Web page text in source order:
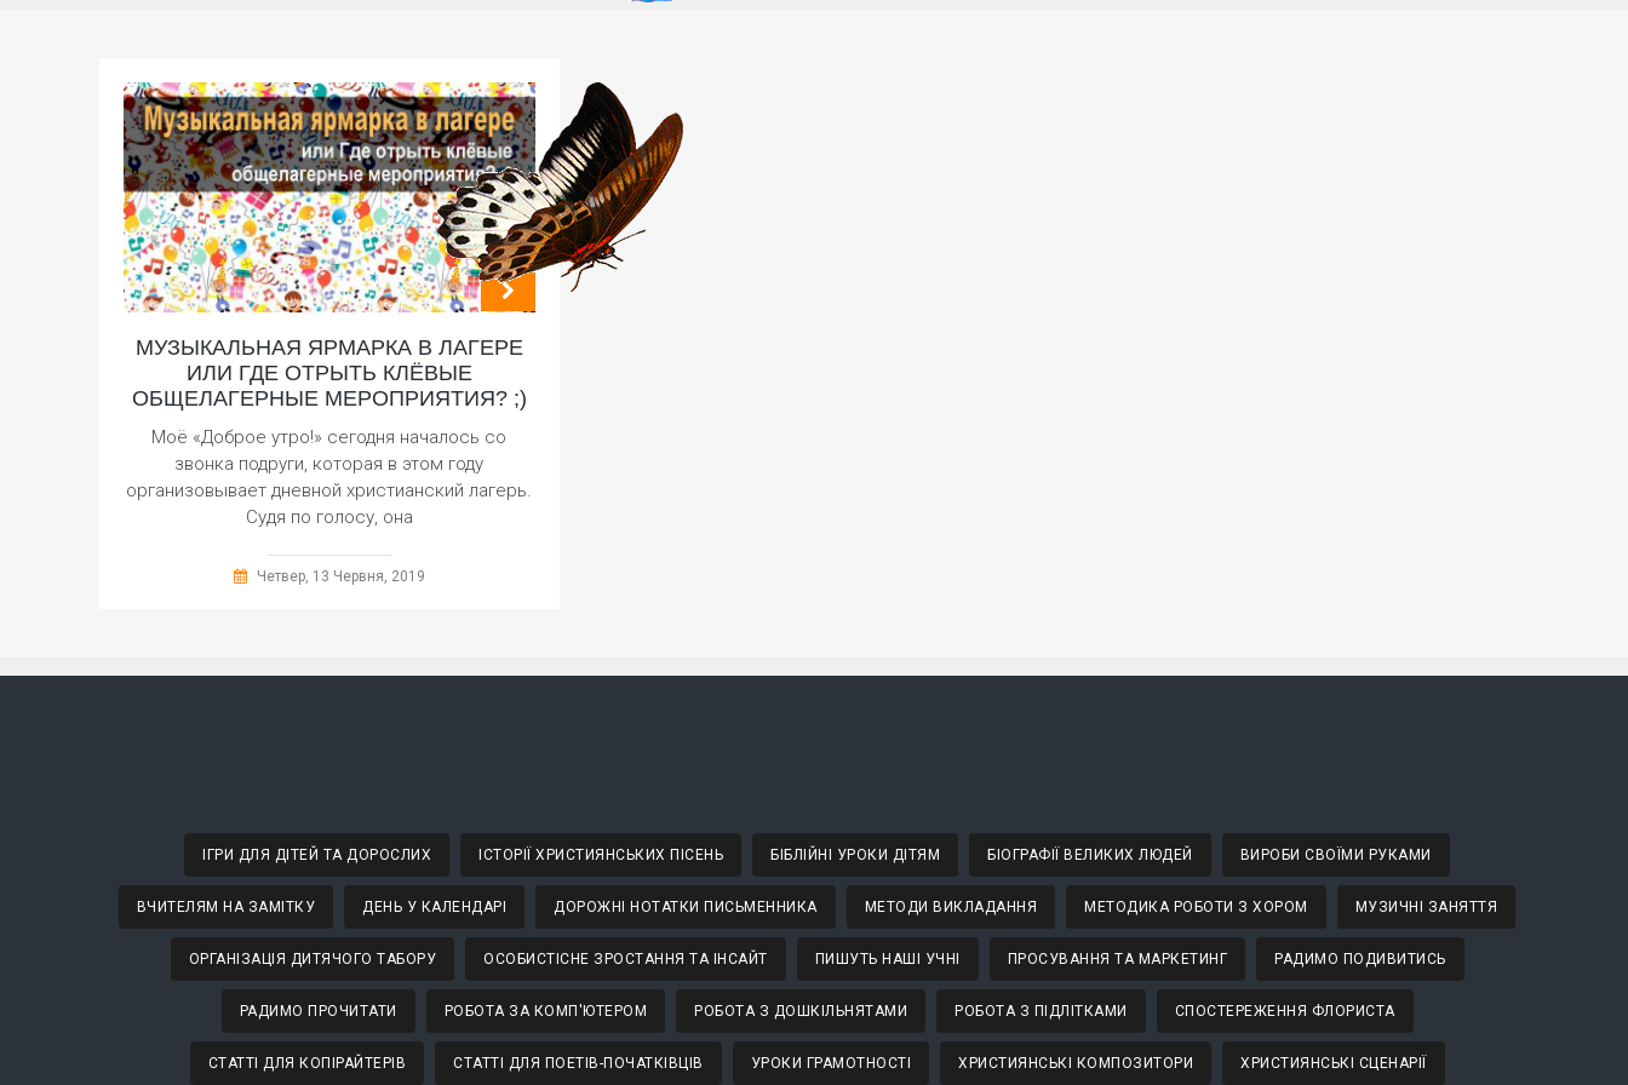
МУЗЫКАЛЬНАЯ ЯРМАРКА В ЛАГЕРЕ
ИЛИ ГДЕ ОТРЫТЬ КЛЁВЫЕ
ОБЩЕЛАГЕРНЫЕ МЕРОПРИЯТИЯ? ;)
Моё «Доброе утро!» сегодня началось со
звонка подруги, которая в этом году
организовывает дневной христианский лагерь.
Судя по голосу, она
Четвер, 13 Червня, 2019
ІГРИ ДЛЯ ДІТЕЙ ТА ДОРОСЛИХ ІСТОРІЇ ХРИСТИЯНСЬКИХ ПІСЕНЬ БІБЛІЙНІ УРОКИ ДІТЯМ БІОГРАФІЇ ВЕЛИКИХ ЛЮДЕЙ ВИРОБИ СВОЇМИ РУКАМИ
ВЧИТЕЛЯМ НА ЗАМІТКУ ДЕНЬ У КАЛЕНДАРІ ДОРОЖНІ НОТАТКИ ПИСЬМЕННИКА МЕТОДИ ВИКЛАДАННЯ МЕТОДИКА РОБОТИ З ХОРОМ МУЗИЧНІ ЗАНЯТТЯ
ОРГАНІЗАЦІЯ ДИТЯЧОГО ТАБОРУ ОСОБИСТІСНЕ ЗРОСТАННЯ ТА ІНСАЙТ ПИШУТЬ НАШІ УЧНІ ПРОСУВАННЯ ТА МАРКЕТИНГ РАДИМО ПОДИВИТИСЬ
РАДИМО ПРОЧИТАТИ РОБОТА ЗА КОМП'ЮТЕРОМ РОБОТА З ДОШКІЛЬНЯТАМИ РОБОТА З ПІДЛІТКАМИ СПОСТЕРЕЖЕННЯ ФЛОРИСТА
СТАТТІ ДЛЯ КОПІРАЙТЕРІВ СТАТТІ ДЛЯ ПОЕТІВ-ПОЧАТКІВЦІВ УРОКИ ГРАМОТНОСТІ ХРИСТИЯНСЬКІ КОМПОЗИТОРИ ХРИСТИЯНСЬКІ СЦЕНАРІЇ